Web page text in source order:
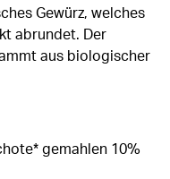
Gewürz, welches
abrundet. Der
aus biologischer
gemahlen 10%